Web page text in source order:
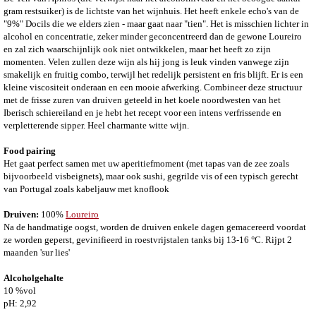
gram restsuiker) is de lichtste van het wijnhuis. Het heeft enkele echo's van de
"9%" Docils die we elders zien - maar gaat naar "tien". Het is misschien lichter in
alcohol en concentratie, zeker minder geconcentreerd dan de gewone Loureiro
en zal zich waarschijnlijk ook niet ontwikkelen, maar het heeft zo zijn
momenten. Velen zullen deze wijn als hij jong is leuk vinden vanwege zijn
smakelijk en fruitig combo, terwijl het redelijk persistent en fris blijft. Er is een
kleine viscositeit onderaan en een mooie afwerking. Combineer deze structuur
met de frisse zuren van druiven geteeld in het koele noordwesten van het
Iberisch schiereiland en je hebt het recept voor een intens verfrissende en
verpletterende sipper. Heel charmante witte wijn.
Food pairing
Het gaat perfect samen met uw aperitiefmoment (met tapas van de zee zoals
bijvoorbeeld visbeignets), maar ook sushi, gegrilde vis of een typisch gerecht
van Portugal zoals kabeljauw met knoflook
Druiven: 100% Loureiro
Na de handmatige oogst, worden de druiven enkele dagen gemacereerd voordat
ze worden geperst, gevinifieerd in roestvrijstalen tanks bij 13-16 °C. Rijpt 2
maanden 'sur lies'
Alcoholgehalte
10 %vol
pH: 2,92